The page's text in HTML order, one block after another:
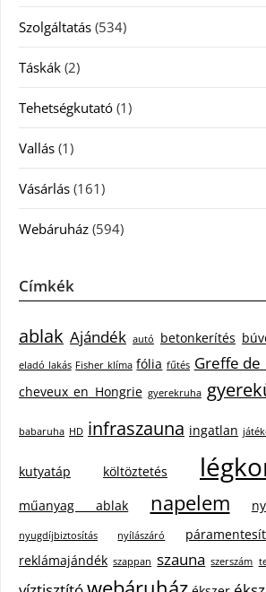
Szolgáltatás (534)
Táskák (2)
Tehetségkutató (1)
Vallás (1)
Vásárlás (161)
Webáruház (594)
Címkék
ablak Ajándék autó betonkerítés
eladó lakás Fisher klíma fólia fűtés Greffe de
cheveux en Hongrie gyerekruha
babaruha HD infraszauna ingatlan
kutyatáp költöztetés
műanyag ablak napelem
nyugdíjbiztosítás nyílászáró
reklámajándék szappan szauna szerszám